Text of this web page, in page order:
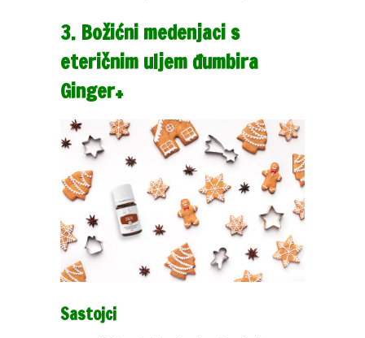
3. Božićni medenjaci s
eteričnim uljem đumbira
Ginger+
Sastojci